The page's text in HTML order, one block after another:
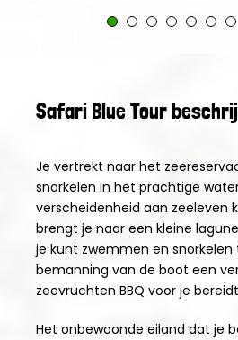
Safari Blue Tour
Je vertrekt naar het
snorkelen in het prachtige
verscheidenheid aan zeeleven
brengt je naar een kleine
je kunt zwemmen en snorkelen
bemanning van de boot een
zeevruchten BBQ voor je
Het onbewoonde eiland dat je